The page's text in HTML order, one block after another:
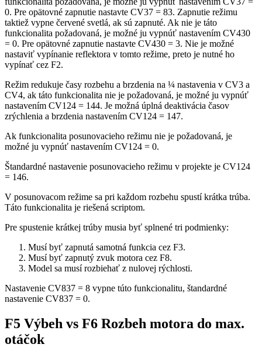
0. Pre opätovné zapnutie nastavte CV37 = 83. Zapnutie režimu
taktiež vypne červené svetlá, ak sú zapnuté. Ak nie je táto
funkcionalita požadovaná, je možné ju vypnúť nastavením CV430
= 0. Pre opätovné zapnutie nastavte CV430 = 3. Nie je možné
nastaviť vypínanie reflektora v tomto režime, preto je nutné ho
vypínať cez F2.
Režim redukuje časy rozbehu a brzdenia na ¼ nastavenia v CV3 a
CV4, ak táto funkcionalita nie je požadovaná, je možné ju vypnúť
nastavením CV124 = 144. Je možná úplná deaktivácia časov
zrýchlenia a brzdenia nastavením CV124 = 147.
Ak funkcionalita posunovacieho režimu nie je požadovaná, je
možné ju vypnúť nastavením CV124 = 0.
Štandardné nastavenie posunovacieho režimu v projekte je CV124
= 146.
V posunovacom režime sa pri každom rozbehu spustí krátka trúba.
Táto funkcionalita je riešená scriptom.
Pre spustenie krátkej trúby musia byť splnené tri podmienky:
Musí byť zapnutá samotná funkcia cez F3.
Musí byť zapnutý zvuk motora cez F8.
Model sa musí rozbiehať z nulovej rýchlosti.
Nastavenie CV837 = 8 vypne túto funkcionalitu, štandardné
nastavenie CV837 = 0.
F5 Výbeh vs F6 Rozbeh motora do max.
otáčok